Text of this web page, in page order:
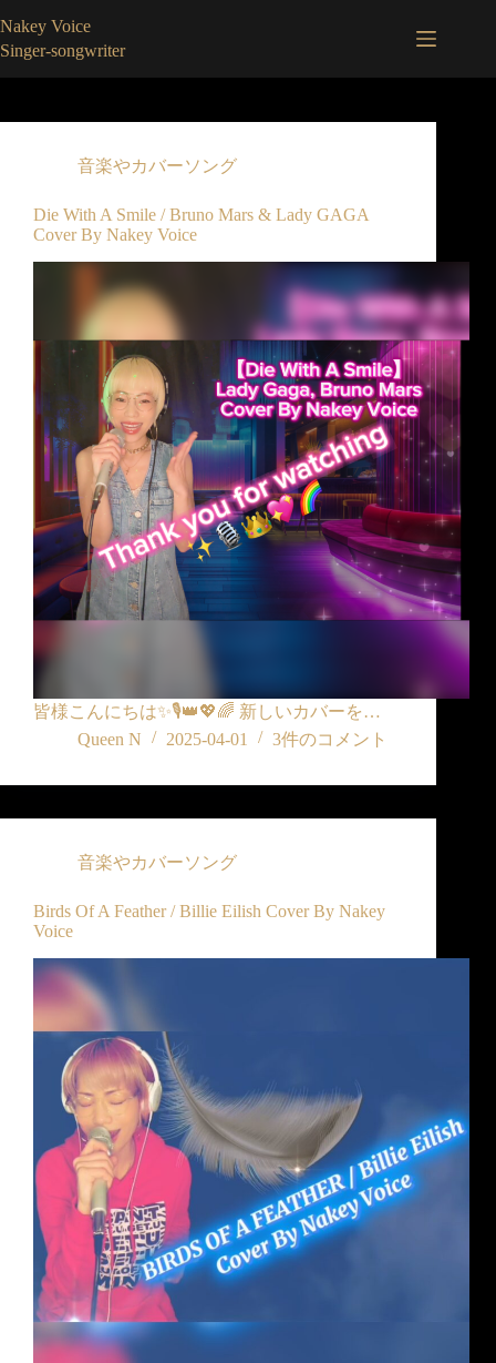
ン
テ
ン
へ
Nakey Voice
Singer-songwriter
音楽やカバーソング
Die With A Smile / Bruno Mars & Lady GAGA
Cover By Nakey Voice
皆様こんにちは✨🎙️👑💖🌈 新しいカバーを…
Queen N
2025-04-01 3件のコメント
音楽やカバーソング
Birds Of A Feather / Billie Eilish Cover By Nakey
Voice